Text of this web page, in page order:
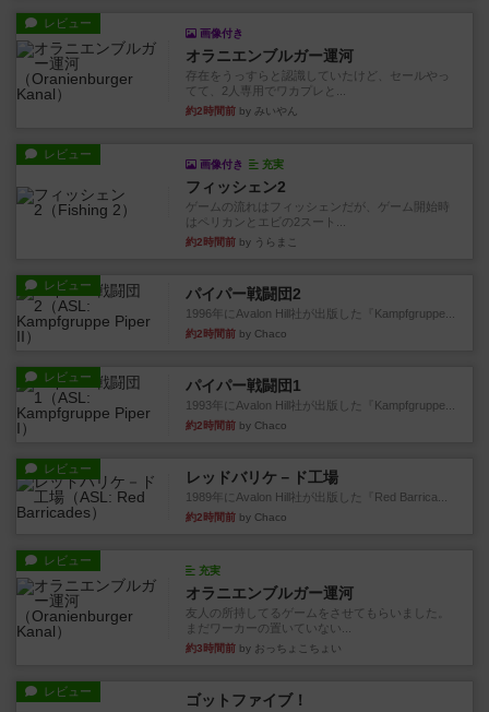
レビュー
画像付き
オラニエンブルガー運河
存在をうっすらと認識していたけど、セールやっ
てて、2人専用でワカプレと...
約2時間前 by みいやん
レビュー
画像付き 充実
フィッシェン2
ゲームの流れはフィッシェンだが、ゲーム開始時
はペリカンとエビの2スート...
約2時間前 by うらまこ
レビュー パイパー戦闘団2
1996年にAvalon Hill社が出版した『Kampfgruppe...
約2時間前 by Chaco
レビュー パイパー戦闘団1
1993年にAvalon Hill社が出版した『Kampfgruppe...
約2時間前 by Chaco
レビュー レッドバリケ－ド工場
1989年にAvalon Hill社が出版した『Red Barrica...
約2時間前 by Chaco
レビュー
充実
オラニエンブルガー運河
友人の所持してるゲームをさせてもらいました。
まだワーカーの置いていない...
約3時間前 by おっちょこちょい
レビュー ゴットファイブ！